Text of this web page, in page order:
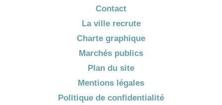
Contact
La ville recrute
Charte graphique
Marchés publics
Plan du site
Mentions légales
Politique de confidentialité